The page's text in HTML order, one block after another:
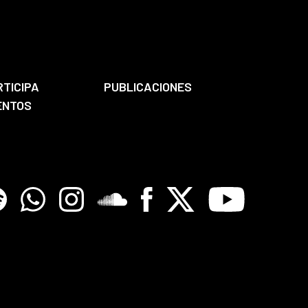
PUBLICACIONES
WhatsappInstagramSoundcloreFacebook
X Youtube